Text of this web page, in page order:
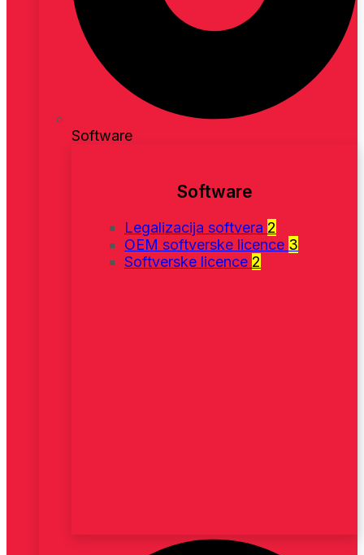
Software
Software
Legalizacija softvera 2
OEM softverske licence 3
Softverske licence 2